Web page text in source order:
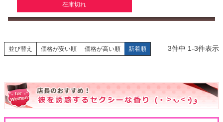
在庫切れ
並び替え 価格が安い順 価格が高い順 新着順 3件中 1-3件表示